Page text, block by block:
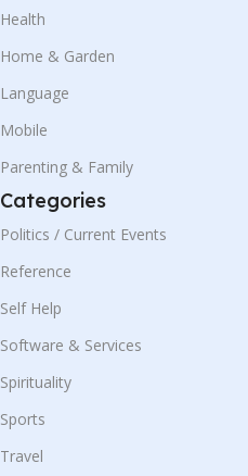
Health
Home & Garden
Language
Mobile
Parenting & Family
Categories
Politics / Current Events
Reference
Self Help
Software & Services
Spirituality
Sports
Travel